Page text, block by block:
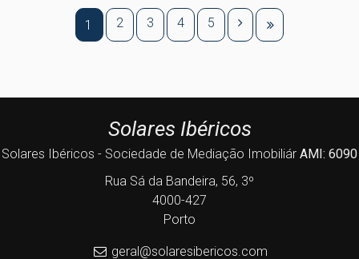
1 2 3 4 5
Solares Ibéricos
Solares Ibéricos - Sociedade de Mediação Imobiliár AMI: 6090
Rua Sá da Bandeira, 56, 3º
4000-427
Porto
geral@solaresibericos.com